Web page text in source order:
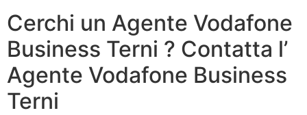
Cerchi un Agente Vodafone
Business Terni ? Contatta l’
Agente Vodafone Business
Terni